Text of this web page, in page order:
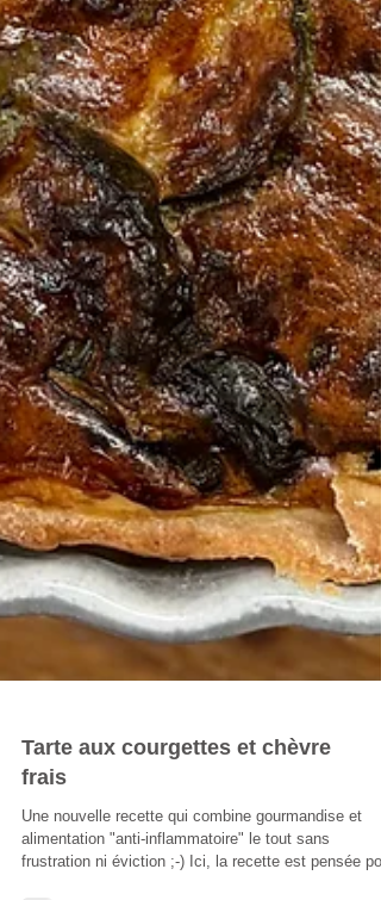
Tarte aux courgettes et chèvre